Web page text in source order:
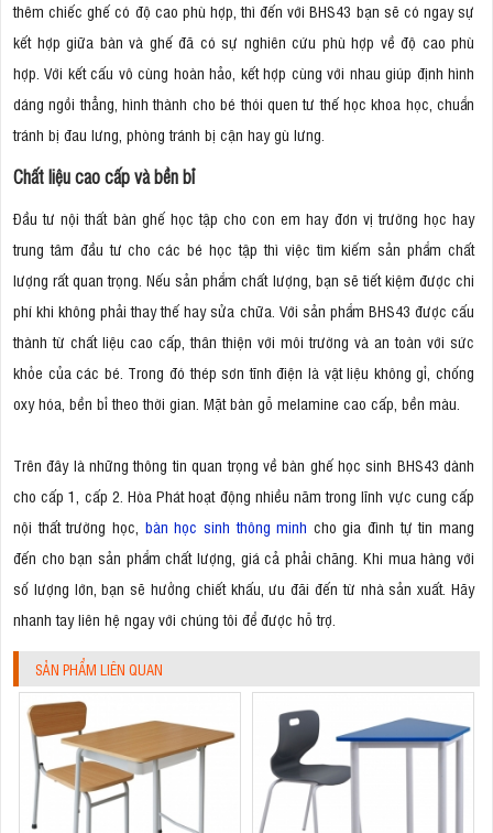
thêm chiếc ghế có độ cao phù hợp, thì đến với BHS43 bạn sẽ có ngay sự
kết hợp giữa bàn và ghế đã có sự nghiên cứu phù hợp về độ cao phù
hợp. Với kết cấu vô cùng hoàn hảo, kết hợp cùng với nhau giúp định hình
dáng ngồi thẳng, hình thành cho bé thói quen tư thế học khoa học, chuẩn
tránh bị đau lưng, phòng tránh bị cận hay gù lưng.
Chất liệu cao cấp và bền bỉ
Đầu tư nội thất bàn ghế học tập cho con em hay đơn vị trường học hay
trung tâm đầu tư cho các bé học tập thì việc tìm kiếm sản phẩm chất
lượng rất quan trọng. Nếu sản phẩm chất lượng, bạn sẽ tiết kiệm được chi
phí khi không phải thay thế hay sửa chữa. Với sản phẩm BHS43 được cấu
thành từ chất liệu cao cấp, thân thiện với môi trường và an toàn với sức
khỏe của các bé. Trong đó thép sơn tĩnh điện là vật liệu không gỉ, chống
oxy hóa, bền bỉ theo thời gian. Mặt bàn gỗ melamine cao cấp, bền màu.
Trên đây là những thông tin quan trọng về bàn ghế học sinh BHS43 dành
cho cấp 1, cấp 2. Hòa Phát hoạt động nhiều năm trong lĩnh vực cung cấp
nội thất trường học, bàn học sinh thông minh cho gia đình tự tin mang
đến cho bạn sản phẩm chất lượng, giá cả phải chăng. Khi mua hàng với
số lượng lớn, bạn sẽ hưởng chiết khấu, ưu đãi đến từ nhà sản xuất. Hãy
nhanh tay liên hệ ngay với chúng tôi để được hỗ trợ.
SẢN PHẨM LIÊN QUAN